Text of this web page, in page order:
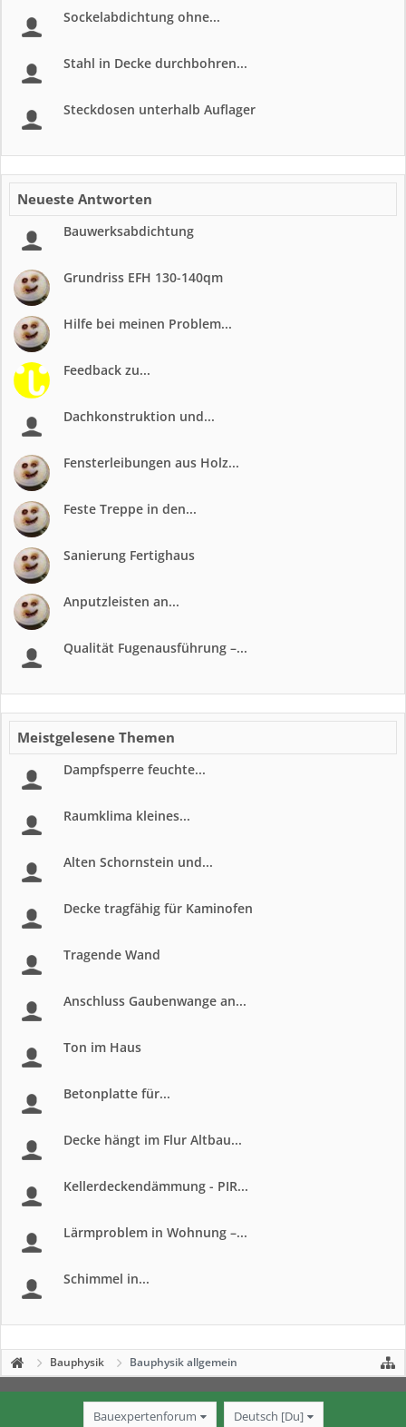
Sockelabdichtung ohne...
Stahl in Decke durchbohren...
Steckdosen unterhalb Auflager
Neueste Antworten
Bauwerksabdichtung
Grundriss EFH 130-140qm
Hilfe bei meinen Problem...
Feedback zu...
Dachkonstruktion und...
Fensterleibungen aus Holz...
Feste Treppe in den...
Sanierung Fertighaus
Anputzleisten an...
Qualität Fugenausführung –...
Meistgelesene Themen
Dampfsperre feuchte...
Raumklima kleines...
Alten Schornstein und...
Decke tragfähig für Kaminofen
Tragende Wand
Anschluss Gaubenwange an...
Ton im Haus
Betonplatte für...
Decke hängt im Flur Altbau...
Kellerdeckendämmung - PIR...
Lärmproblem in Wohnung –...
Schimmel in...
Bauphysik Bauphysik allgemein
Bauexpertenforum Deutsch [Du]